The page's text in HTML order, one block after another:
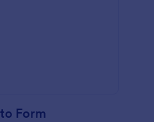
Form